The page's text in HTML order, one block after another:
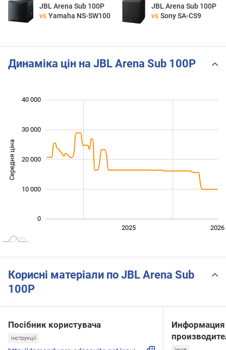
JBL Arena Sub 100P
vs Yamaha NS-SW100
JBL Arena Sub 100P
vs Sony SA-CS9
Динаміка цін на JBL Arena Sub 100P
Середня ціна 10 000
0
10 000
20 000
30 000
40 000
2025 2026
Корисні матеріали по JBL Arena Sub
100P
Посібник користувача
інструкції
Информация